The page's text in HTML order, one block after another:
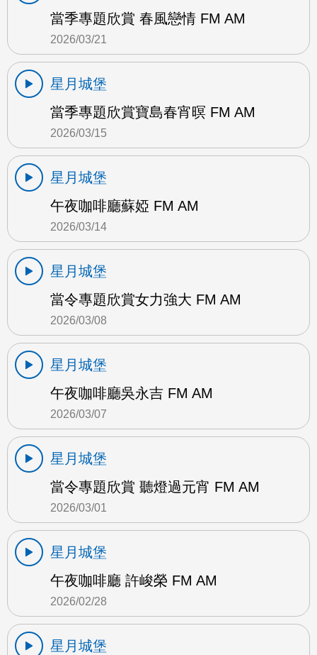
當季專題欣賞 春風戀情 FM AM
2026/03/21
星月城堡
當季專題欣賞寶島春宵暝 FM AM
2026/03/15
星月城堡
午夜咖啡廳蘇婭 FM AM
2026/03/14
星月城堡
當令專題欣賞女力強大 FM AM
2026/03/08
星月城堡
午夜咖啡廳吳永吉 FM AM
2026/03/07
星月城堡
當令專題欣賞 聽燈過元宵 FM AM
2026/03/01
星月城堡
午夜咖啡廳 許峻榮 FM AM
2026/02/28
星月城堡